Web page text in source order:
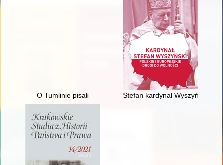
O Tumlinie pisali Stefan kardynał Wyszyński